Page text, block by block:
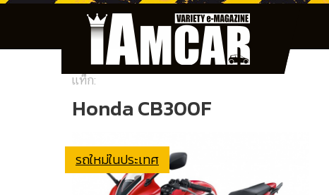
แท็ก:
Honda CB300F
รถใหม่ในประเทศ